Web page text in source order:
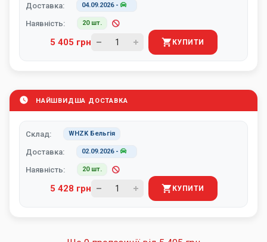
Доставка: 04.09.2026-
Наявність: 20 шт.
5 405 грн КУПИТИ
НАЙШВИДША ДОСТАВКА
Склад: WHZK Бельгія
Доставка: 02.09.2026-
Наявність: 20 шт.
5 428 грн КУПИТИ